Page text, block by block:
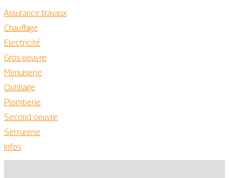
Assurance travaux
Chauffage
Electricité
Gros oeuvre
Menuiserie
Outillage
Plomberie
Second oeuvre
Serrurerie
Infos